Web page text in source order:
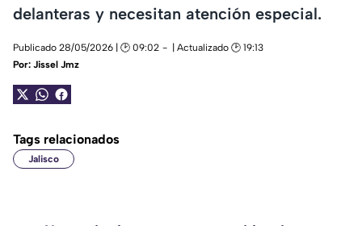
delanteras y necesitan atención especial.
Publicado 28/05/2026 | 🕑 09:02
| Actualizado 🕑 19:13
Por: Jissel Jmz
Tags relacionados
Jalisco